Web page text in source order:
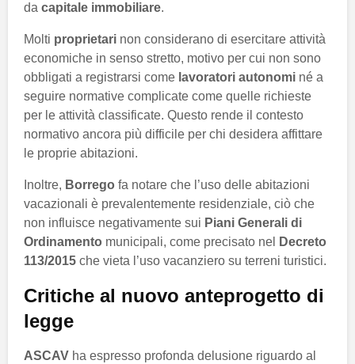
da capitale immobiliare.
Molti proprietari non considerano di esercitare attività
economiche in senso stretto, motivo per cui non sono
obbligati a registrarsi come lavoratori autonomi né a
seguire normative complicate come quelle richieste
per le attività classificate. Questo rende il contesto
normativo ancora più difficile per chi desidera affittare
le proprie abitazioni.
Inoltre, Borrego fa notare che l’uso delle abitazioni
vacazionali è prevalentemente residenziale, ciò che
non influisce negativamente sui Piani Generali di
Ordinamento municipali, come precisato nel
Decreto
113/2015 che vieta l’uso vacanziero su terreni turistici.
Critiche al nuovo anteprogetto di
legge
ASCAV ha espresso profonda delusione riguardo al